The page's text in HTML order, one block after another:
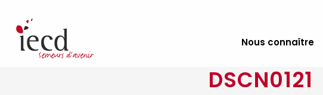
Nous connaître
DSCN0121